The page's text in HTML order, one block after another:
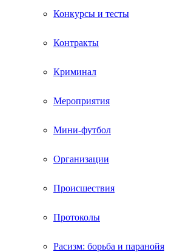
Конкурсы и тесты
Контракты
Криминал
Мероприятия
Мини-футбол
Организации
Происшествия
Протоколы
Расизм: борьба и паранойя